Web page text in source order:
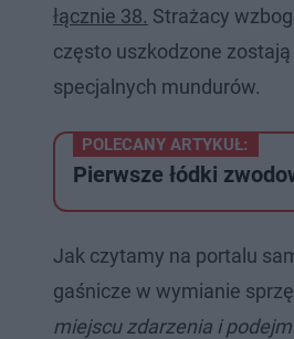
łącznie 38. Strażacy
często uszkodzone
specjalnych mundurów.
POLECANY ARTYKUŁ:
Pierwsze łódki
Jak czytamy na portalu
gaśnicze w wymianie
miejscu zdarzenia i